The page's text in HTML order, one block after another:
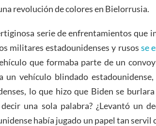
revolución de colores en Bielorrusia.
serie de enfrentamientos que
militares estadounidenses y rusos se
que formaba parte de un
un vehículo blindado
lo que hizo que Biden se
una sola palabra? ¿Levantó un
había jugado un papel tan servil